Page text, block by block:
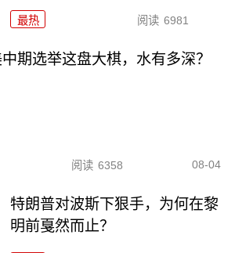
最热 阅读 6981
期选举这盘大棋，水有多深？
阅读 6358 08-04
特朗普对波斯下狠手，为何在黎
明前戛然而止？